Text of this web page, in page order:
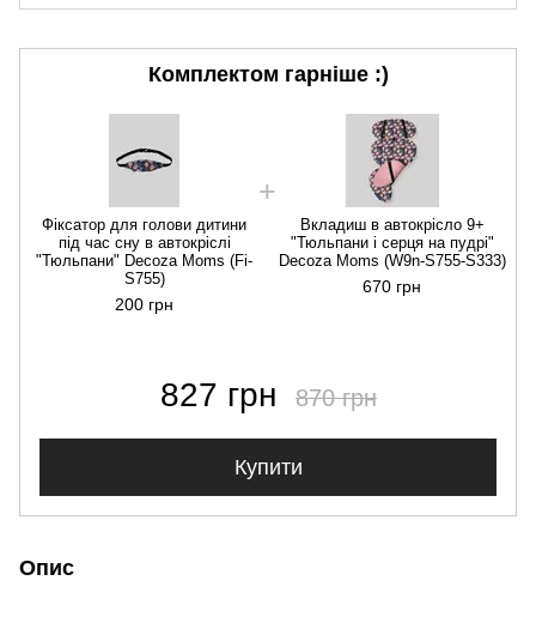
Комплектом гарніше :)
Фіксатор для голови дитини
під час сну в автокріслі
"Тюльпани" Decoza Moms (Fi-
S755)
200 грн
Вкладиш в автокрісло 9+
"Тюльпани і серця на пудрі"
Decoza Moms (W9n-S755-S333)
670 грн
827 грн 870 грн
Купити
Опис